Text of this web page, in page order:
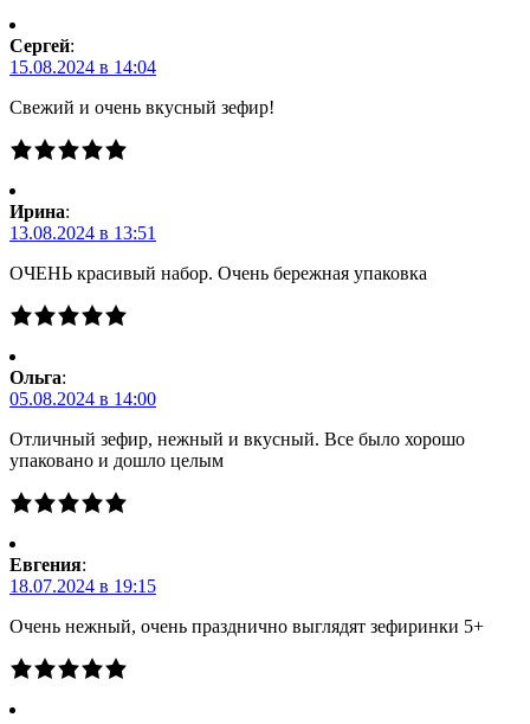
Сергей:
15.08.2024 в 14:04
Свежий и очень вкусный зефир!
Ирина:
13.08.2024 в 13:51
ОЧЕНЬ красивый набор. Очень бережная упаковка
Ольга:
05.08.2024 в 14:00
Отличный зефир, нежный и вкусный. Все было хорошо
упаковано и дошло целым
Евгения:
18.07.2024 в 19:15
Очень нежный, очень празднично выглядят зефиринки 5+